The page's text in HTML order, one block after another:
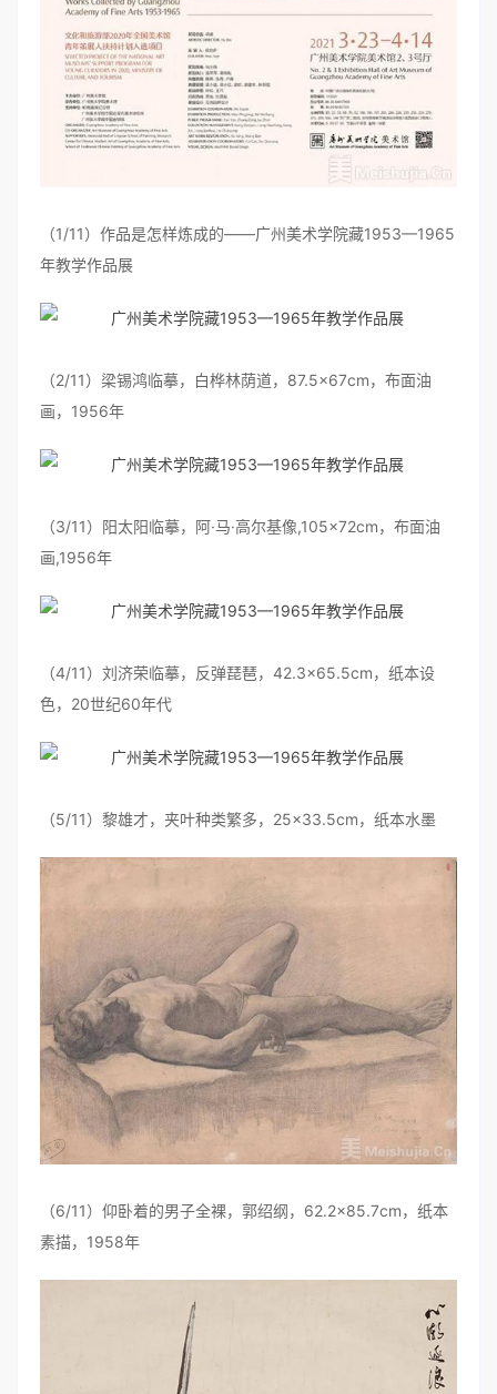
（1/11）作品是怎样炼成的——广州美术学院藏1953—1965
年教学作品展
（2/11）梁锡鸿临摹，白桦林荫道，87.5×67cm，布面油
画，1956年
（3/11）阳太阳临摹，阿·马·高尔基像,105×72cm，布面油
画,1956年
（4/11）刘济荣临摹，反弹琵琶，42.3×65.5cm，纸本设
色，20世纪60年代
（5/11）黎雄才，夹叶种类繁多，25×33.5cm，纸本水墨
（6/11）仰卧着的男子全裸，郭绍纲，62.2×85.7cm，纸本
素描，1958年